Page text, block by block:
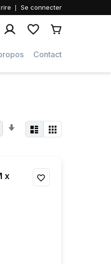
Se connecter
Contact
Afficher
en
Liste Grille
ordre
x